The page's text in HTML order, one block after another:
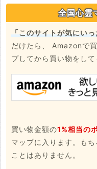
全国心霊
「このサイトが気にい
だけたら、 Amazonで
プしてから買い物をして
買い物金額の1%相当の
マップに入ります。も
ことはありません。